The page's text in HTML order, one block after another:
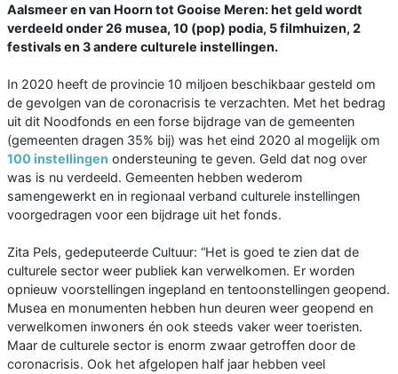
Aalsmeer en van Hoorn tot Gooise Meren: het geld wordt
verdeeld onder 26 musea, 10 (pop) podia, 5 filmhuizen, 2
festivals en 3 andere culturele instellingen.
In 2020 heeft de provincie 10 miljoen beschikbaar gesteld om
de gevolgen van de coronacrisis te verzachten. Met het bedrag
uit dit Noodfonds en een forse bijdrage van de gemeenten
(gemeenten dragen 35% bij) was het eind 2020 al mogelijk om
100 instellingen ondersteuning te geven. Geld dat nog over
was is nu verdeeld. Gemeenten hebben wederom
samengewerkt en in regionaal verband culturele instellingen
voorgedragen voor een bijdrage uit het fonds.
Zita Pels, gedeputeerde Cultuur: “Het is goed te zien dat de
culturele sector weer publiek kan verwelkomen. Er worden
opnieuw voorstellingen ingepland en tentoonstellingen geopend.
Musea en monumenten hebben hun deuren weer geopend en
verwelkomen inwoners én ook steeds vaker weer toeristen.
Maar de culturele sector is enorm zwaar getroffen door de
coronacrisis. Ook het afgelopen half jaar hebben veel